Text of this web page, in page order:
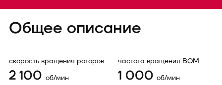
Общее описание
скорость вращения роторов
2 100 об/мин
частота вращения ВОМ
1 000 об/мин